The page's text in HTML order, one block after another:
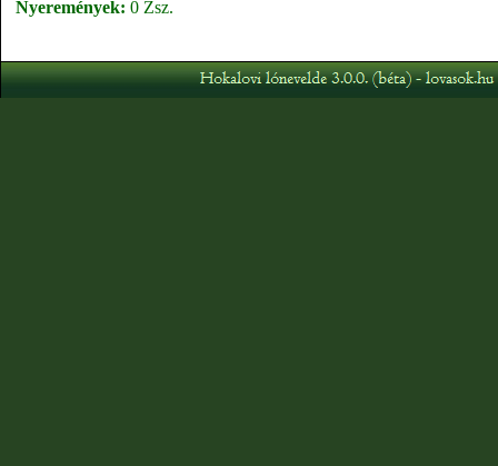
Nyeremények: 0 Zsz.